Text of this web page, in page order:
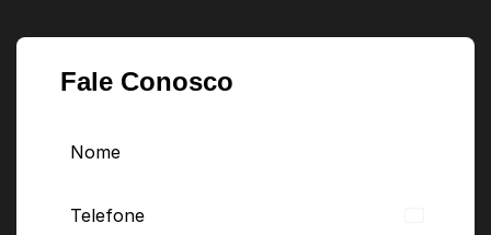
Fale Conosco